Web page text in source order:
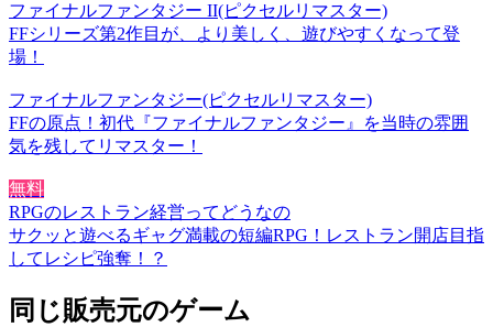
ファイナルファンタジー II(ピクセルリマスター)
FFシリーズ第2作目が、より美しく、遊びやすくなって登
場！
ファイナルファンタジー(ピクセルリマスター)
FFの原点！初代『ファイナルファンタジー』を当時の雰囲
気を残してリマスター！
無料
RPGのレストラン経営ってどうなの
サクッと遊べるギャグ満載の短編RPG！レストラン開店目指
してレシピ強奪！？
同じ販売元のゲーム